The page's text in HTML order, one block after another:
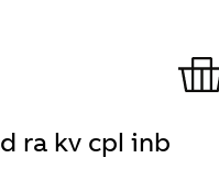
ra kv cpl inb